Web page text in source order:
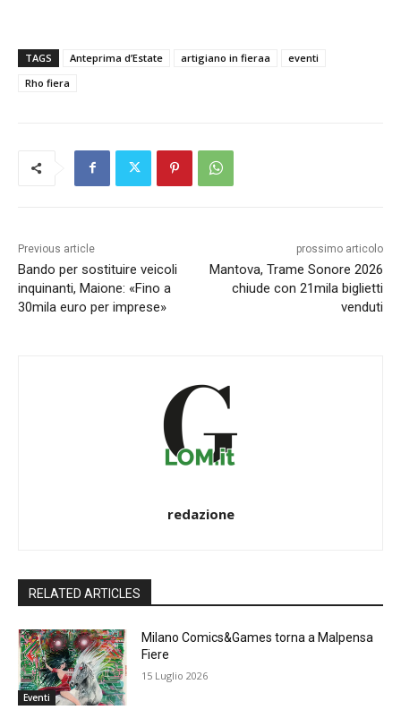
TAGS Anteprima d’Estate artigiano in fieraa
eventi
Rho fiera
Previous article
Bando per sostituire veicoli
inquinanti, Maione: «Fino a
30mila euro per imprese»
prossimo articolo
Mantova, Trame Sonore 2026
chiude con 21mila biglietti
venduti
redazione
RELATED ARTICLES
Eventi
Milano Comics&Games torna a Malpensa
Fiere
15 Luglio 2026